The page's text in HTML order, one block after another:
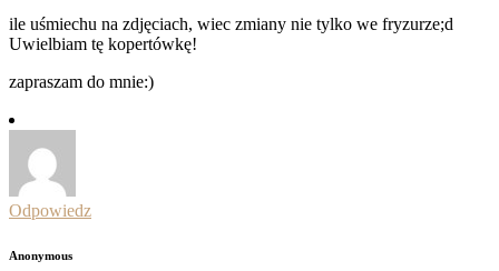
ile uśmiechu na zdjęciach, wiec zmiany nie tylko we fryzurze;d
Uwielbiam tę kopertówkę!
zapraszam do mnie:)
Odpowiedz
Anonymous